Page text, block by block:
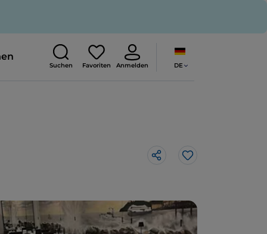
Suchen Favoriten Anmelden DE
Like